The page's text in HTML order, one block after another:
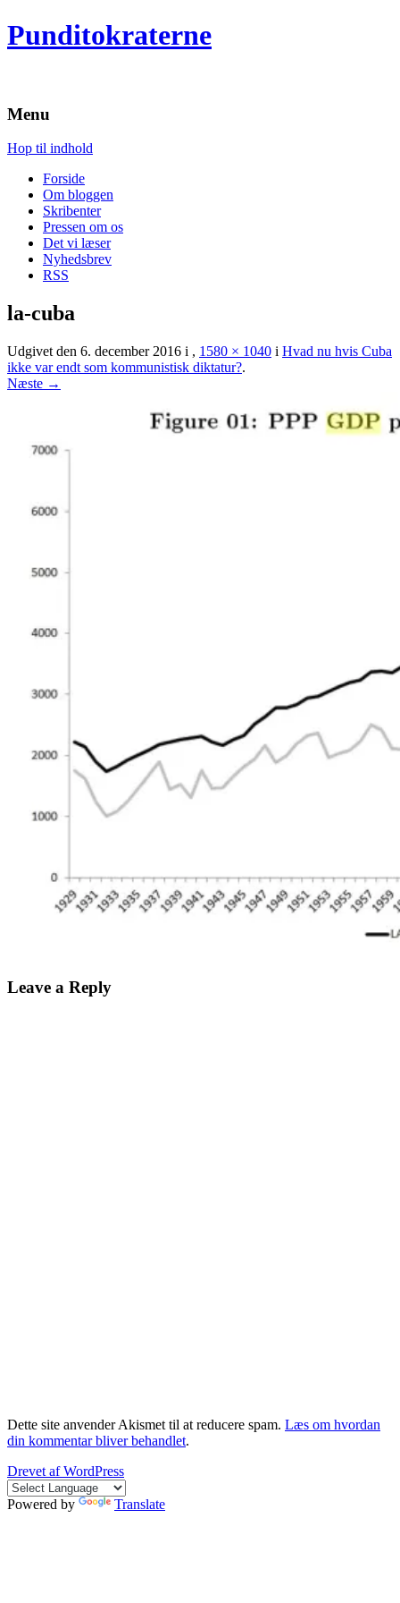
Punditokraterne
Menu
Hop til indhold
Forside
Om bloggen
Skribenter
Pressen om os
Det vi læser
Nyhedsbrev
RSS
la-cuba
Udgivet den 6. december 2016 i , 1580 × 1040 i Hvad nu hvis Cuba
ikke var endt som kommunistisk diktatur?.
Næste →
Leave a Reply
Dette site anvender Akismet til at reducere spam. Læs om hvordan
din kommentar bliver behandlet.
Drevet af WordPress
Powered by Translate